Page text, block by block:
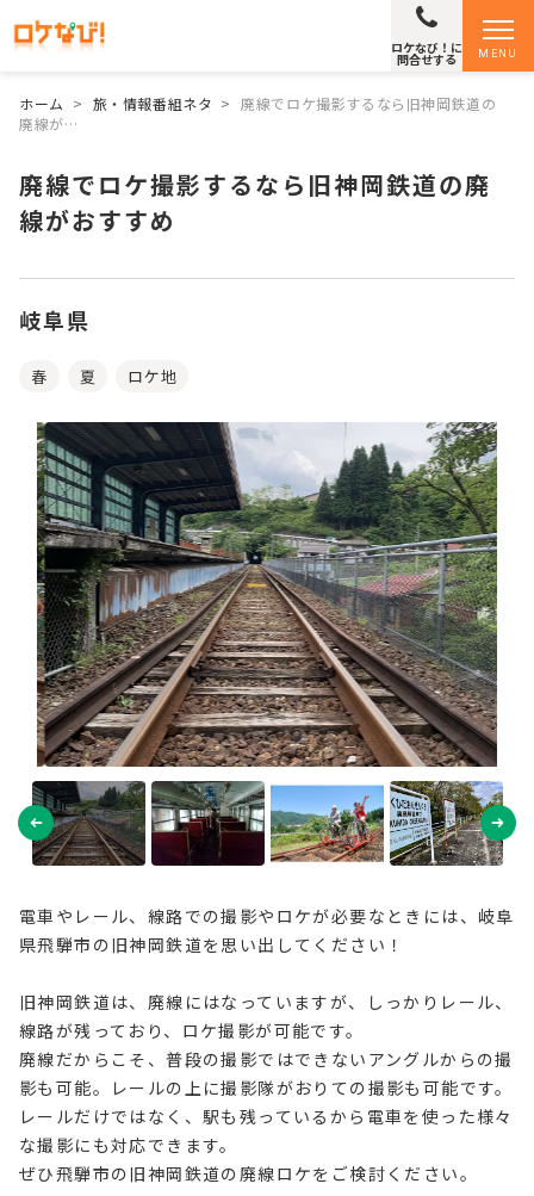
MENU
ロケなび！に
問合せする
ホーム > 旅・情報番組ネタ >
廃線でロケ撮影するなら旧神岡鉄道の
廃線が…
廃線でロケ撮影するなら旧神岡鉄道の廃
線がおすすめ
岐阜県
春 夏 ロケ地
電車やレール、線路での撮影やロケが必要なときには、岐阜
県飛騨市の旧神岡鉄道を思い出してください！
旧神岡鉄道は、廃線にはなっていますが、しっかりレール、
線路が残っており、ロケ撮影が可能です。
廃線だからこそ、普段の撮影ではできないアングルからの撮
影も可能。レールの上に撮影隊がおりての撮影も可能です。
レールだけではなく、駅も残っているから電車を使った様々
な撮影にも対応できます。
ぜひ飛騨市の旧神岡鉄道の廃線ロケをご検討ください。